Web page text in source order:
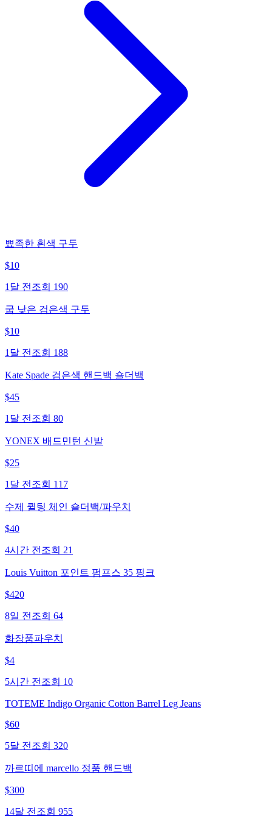
뾰족한 흰색 구두
$10
1달 전 조회 190
굽 낮은 검은색 구두
$10
1달 전 조회 188
Kate Spade 검은색 핸드백 숄더백
$45
1달 전 조회 80
YONEX 배드민턴 신발
$25
1달 전 조회 117
수제 퀼팅 체인 숄더백/파우치
$40
4시간 전 조회 21
Louis Vuitton 포인트 펌프스 35 핑크
$420
8일 전 조회 64
화장품파우치
$4
5시간 전 조회 10
TOTEME Indigo Organic Cotton Barrel Leg Jeans
$60
5달 전 조회 320
까르띠에 marcello 정품 핸드백
$300
14달 전 조회 955